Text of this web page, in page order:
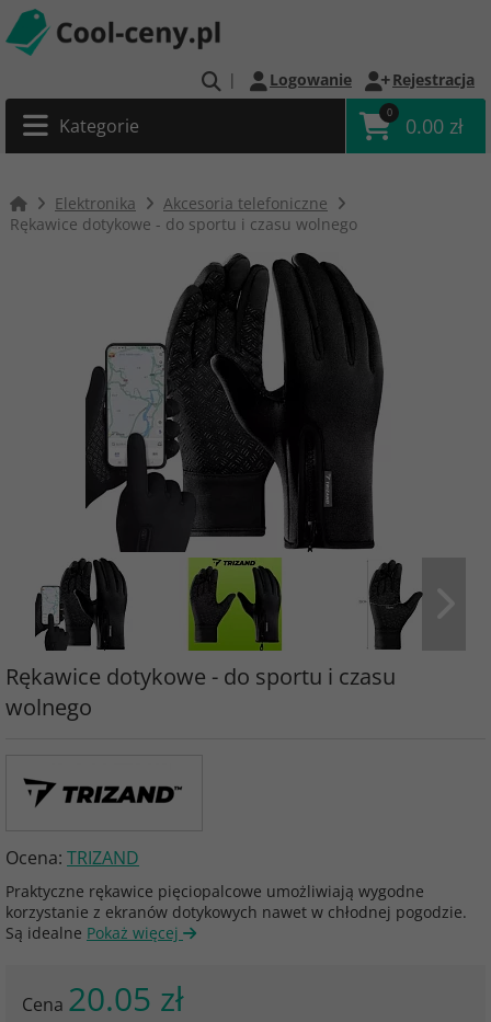
| Logowanie Rejestracja
Kategorie
0
0.00 zł
Elektronika
Akcesoria telefoniczne
Rękawice dotykowe - do sportu i czasu wolnego
Rękawice dotykowe - do sportu i czasu
wolnego
Ocena: TRIZAND
Praktyczne rękawice pięciopalcowe umożliwiają wygodne
korzystanie z ekranów dotykowych nawet w chłodnej pogodzie.
Są idealne Pokaż więcej
Cena 20.05 zł